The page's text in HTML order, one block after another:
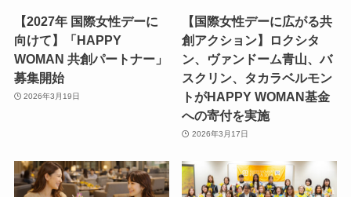
【2027年 国際女性デーに
向けて】「HAPPY
WOMAN 共創パートナー」
募集開始
2026年3月19日
【国際女性デーに広がる共
創アクション】ロクシタ
ン、ヴァンドーム青山、バ
スクリン、タカラベルモン
トがHAPPY WOMAN基金
への寄付を実施
2026年3月17日